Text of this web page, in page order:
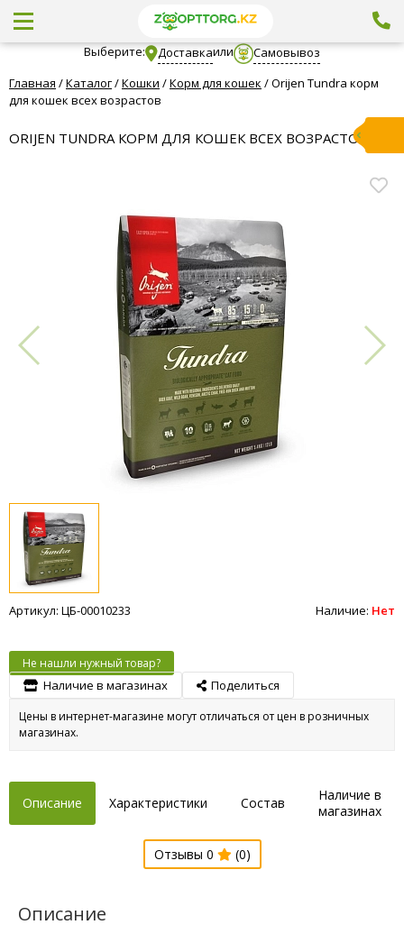
Выберите: Доставкаили
Самовывоз
Главная /Каталог/Кошки /Корм для кошек /Orijen Tundra корм
для кошек всех возрастов
ORIJEN TUNDRA КОРМ ДЛЯ КОШЕК ВСЕХ ВОЗРАСТОВ
Артикул: ЦБ-00010233 Наличие: Нет
Не нашли нужный товар?
Наличие в магазинах Поделиться
Цены в интернет-магазине могут отличаться от цен в розничных
магазинах.
Описание Характеристики Состав
Наличие в
магазинах
Отзывы 0 (0)
Описание